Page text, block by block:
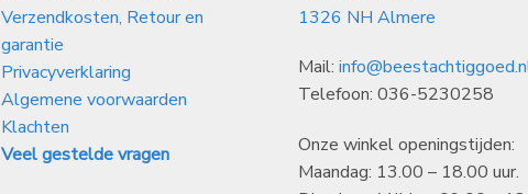
Verzendkosten, Retour en
garantie
Privacyverklaring
Algemene voorwaarden
Klachten
Veel gestelde vragen
1326 NH Almere
Mail:
Telefoon: 036-5230258
Onze winkel openingstijden:
Maandag: 13.00 – 18.00 uur.